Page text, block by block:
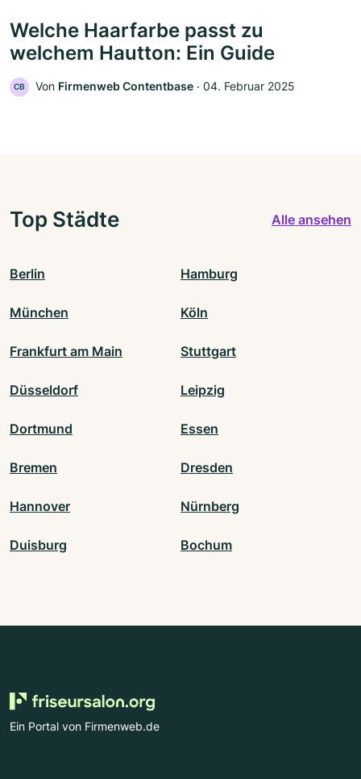
Welche Haarfarbe passt zu
welchem Hautton: Ein Guide
CB Von Firmenweb Contentbase ‧ 04. Februar 2025
Top Städte Alle ansehen
Berlin Hamburg
München Köln
Frankfurt am Main Stuttgart
Düsseldorf Leipzig
Dortmund Essen
Bremen Dresden
Hannover Nürnberg
Duisburg Bochum
Ein Portal von Firmenweb.de